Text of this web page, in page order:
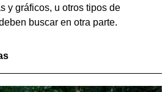
y gráficos, u otros tipos de
buscar en otra parte.